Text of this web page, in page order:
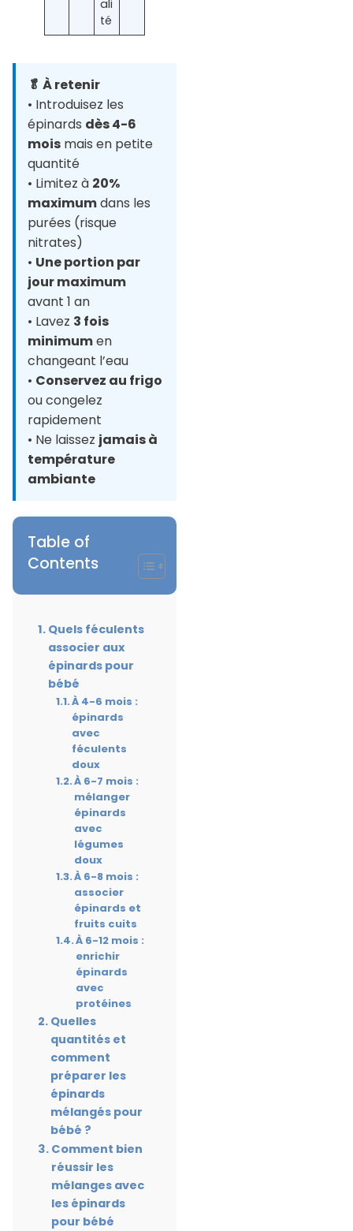
ali
té
🥬 À retenir
• Introduisez les
épinards dès 4-6
mois mais en petite
quantité
• Limitez à 20%
maximumdans les
purées (risque
nitrates)
• Une portion par
jour maximum
avant 1 an
• Lavez 3 fois
minimumen
changeant l’eau
• Conservez au frigo
ou congelez
rapidement
• Ne laissez jamais à
température
ambiante
Table of
Contents
Quels féculents
associer aux
épinards pour
bébé
À 4-6 mois :
épinards
avec
féculents
doux
À 6-7 mois :
mélanger
épinards
avec
légumes
doux
À 6-8 mois :
associer
épinards et
fruits cuits
À 6-12 mois :
enrichir
épinards
avec
protéines
Quelles
quantités et
comment
préparer les
épinards
mélangés pour
bébé ?
Comment bien
réussir les
mélanges avec
les épinards
pour bébé